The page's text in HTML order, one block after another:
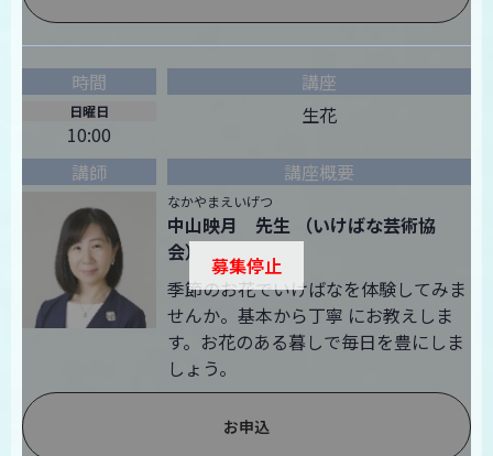
日曜日
10:00
生花
なかやまえいげつ
中山映月 先生 （いけばな芸術協
会）
季節のお花でいけばなを体験してみま
せんか。基本から丁寧 にお教えしま
す。お花のある暮しで毎日を豊にしま
しょう。
お申込
募集停止